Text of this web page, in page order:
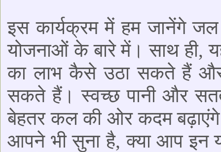
इस कार्यक्रम में हम जानेंगे
योजनाओं के बारे में। साथ ही,
का लाभ कैसे उठा सकते हैं
सकते हैं। स्वच्छ पानी और
बेहतर कल की ओर कदम
आपने भी सुना है, क्या आप इन